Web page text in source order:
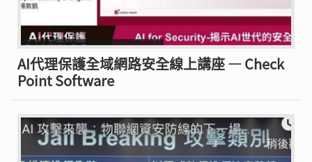
AI代理保護全域網路安全線上講座 — Check
Point Software